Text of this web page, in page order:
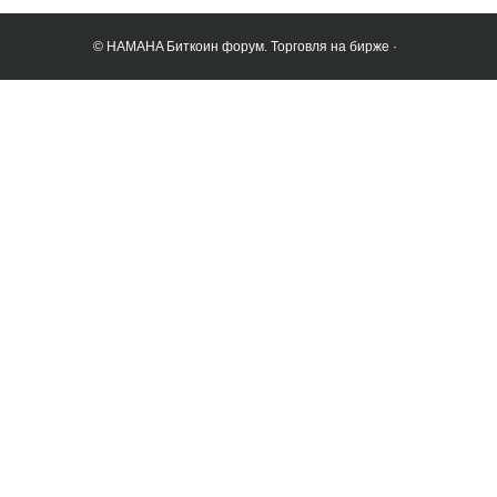
© HAMAHA Биткоин форум. Торговля на бирже ·